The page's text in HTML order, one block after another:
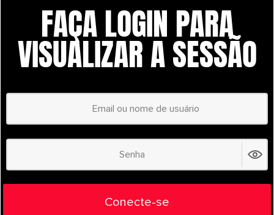
COLUMBUS CREW
FAÇA LOGIN PARA
VISUALIZAR A SESSÃO
Conecte-se